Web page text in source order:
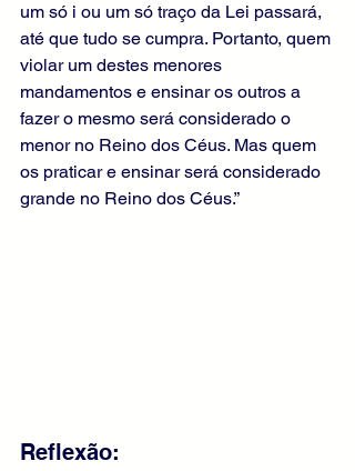
um só i ou um só traço da Lei passará,
até que tudo se cumpra. Portanto, quem
violar um destes menores
mandamentos e ensinar os outros a
fazer o mesmo será considerado o
menor no Reino dos Céus. Mas quem
os praticar e ensinar será considerado
grande no Reino dos Céus.”
Reflexão: